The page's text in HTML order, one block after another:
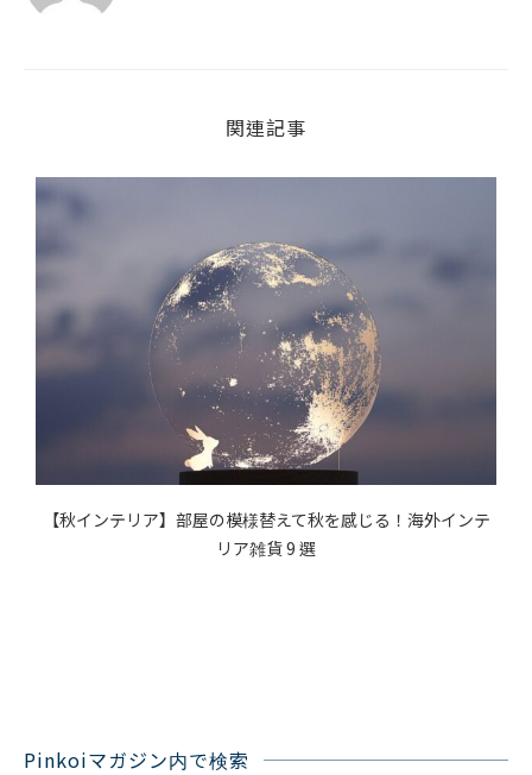
関連記事
【秋インテリア】部屋の模様替えて秋を感じる！海外インテ
リア雑貨 9 選
Pinkoiマガジン内で検索